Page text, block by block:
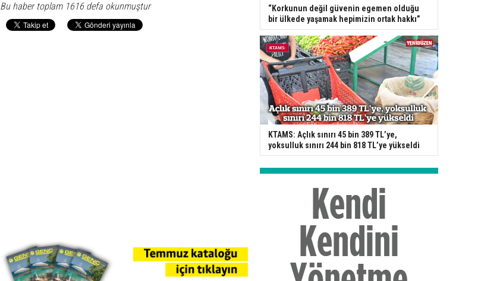
Bu haber toplam 1616 defa okunmuştur
“Korkunun değil güvenin egemen olduğu
bir ülkede yaşamak hepimizin ortak hakkı”
KTAMS: Açlık sınırı 45 bin 389 TL’ye,
yoksulluk sınırı 244 bin 818 TL’ye yükseldi